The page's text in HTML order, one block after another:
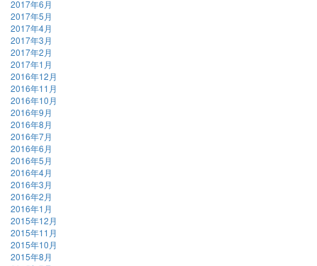
2017年6月
2017年5月
2017年4月
2017年3月
2017年2月
2017年1月
2016年12月
2016年11月
2016年10月
2016年9月
2016年8月
2016年7月
2016年6月
2016年5月
2016年4月
2016年3月
2016年2月
2016年1月
2015年12月
2015年11月
2015年10月
2015年8月